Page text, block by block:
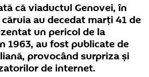
că viaductul Genovei, în
au decedat marți 41 de
un pericol de la
1963, au fost publicate de
provocând surpriza și
de internet.